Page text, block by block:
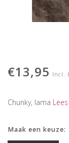
€13,95 Incl.
Chunky, lama
Maak een keuze: